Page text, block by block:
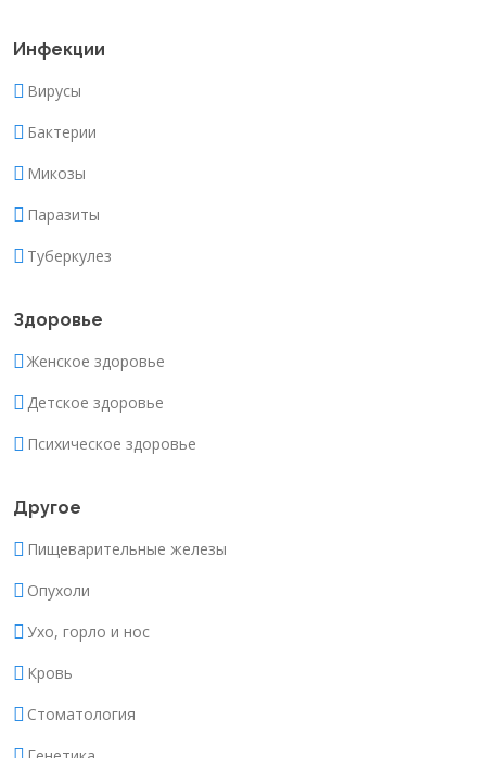
Инфекции
Вирусы
Бактерии
Микозы
Паразиты
Туберкулез
Здоровье
Женское здоровье
Детское здоровье
Психическое здоровье
Другое
Пищеварительные железы
Опухоли
Ухо, горло и нос
Кровь
Стоматология